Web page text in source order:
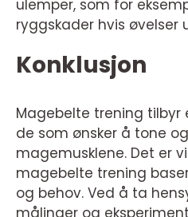
ulemper, som for
ryggskader hvis øvelser
Konklusjon
Magebelte trening tilbyr
de som ønsker å tone
magemusklene. Det er
magebelte trening
og behov. Ved å ta
målinger og